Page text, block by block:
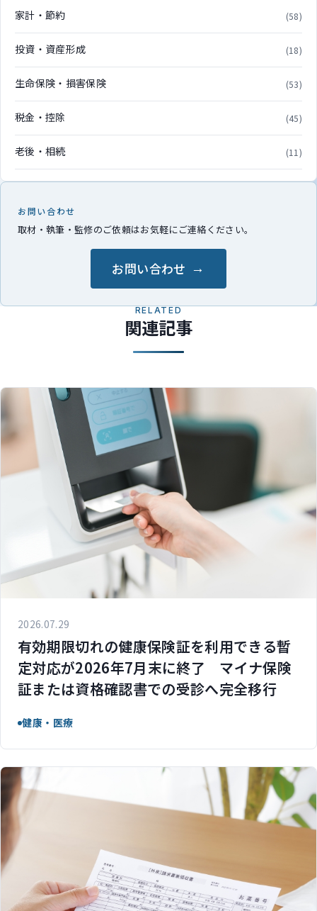
家計・節約 (58)
投資・資産形成 (18)
生命保険・損害保険 (53)
税金・控除 (45)
老後・相続 (11)
お問い合わせ
取材・執筆・監修のご依頼はお気軽にご連絡ください。
お問い合わせ
RELATED
関連記事
2026.07.29
有効期限切れの健康保険証を利用できる暫
定対応が2026年7月末に終了 マイナ保険
証または資格確認書での受診へ完全移行
健康・医療